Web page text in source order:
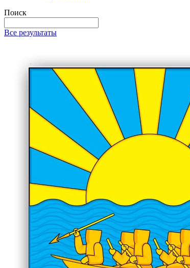
Поиск
Все результаты